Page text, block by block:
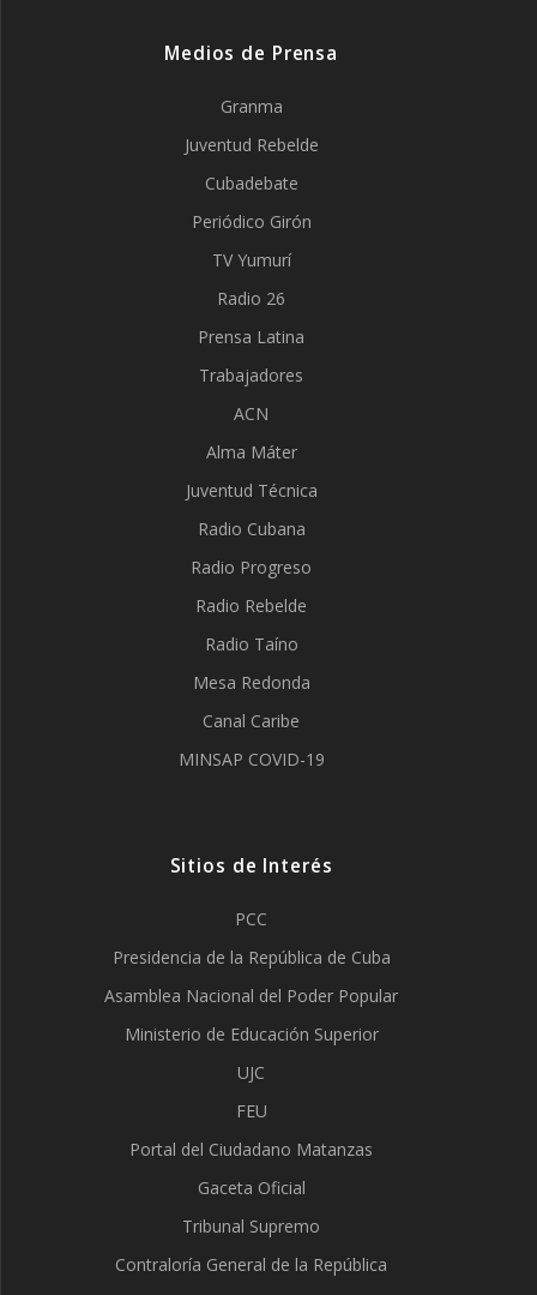
Medios de Prensa
Granma
Juventud Rebelde
Cubadebate
Periódico Girón
TV Yumurí
Radio 26
Prensa Latina
Trabajadores
ACN
Alma Máter
Juventud Técnica
Radio Cubana
Radio Progreso
Radio Rebelde
Radio Taíno
Mesa Redonda
Canal Caribe
MINSAP COVID-19
Sitios de Interés
PCC
Presidencia de la República de Cuba
Asamblea Nacional del Poder Popular
Ministerio de Educación Superior
UJC
FEU
Portal del Ciudadano Matanzas
Gaceta Oficial
Tribunal Supremo
Contraloría General de la República